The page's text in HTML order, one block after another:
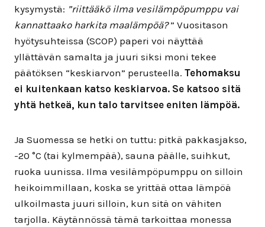
kysymystä: ”riittääkö ilma vesilämpöpumppu vai
kannattaako harkita maalämpöä?” Vuositason
hyötysuhteissa (SCOP) paperi voi näyttää
yllättävän samalta ja juuri siksi moni tekee
päätöksen “keskiarvon” perusteella. Tehomaksu
ei kuitenkaan katso keskiarvoa. Se katsoo sitä
yhtä hetkeä, kun talo tarvitsee eniten lämpöä.
Ja Suomessa se hetki on tuttu: pitkä pakkasjakso,
-20 °C (tai kylmempää), sauna päälle, suihkut,
ruoka uunissa. Ilma vesilämpöpumppu on silloin
heikoimmillaan, koska se yrittää ottaa lämpöä
ulkoilmasta juuri silloin, kun sitä on vähiten
tarjolla. Käytännössä tämä tarkoittaa monessa